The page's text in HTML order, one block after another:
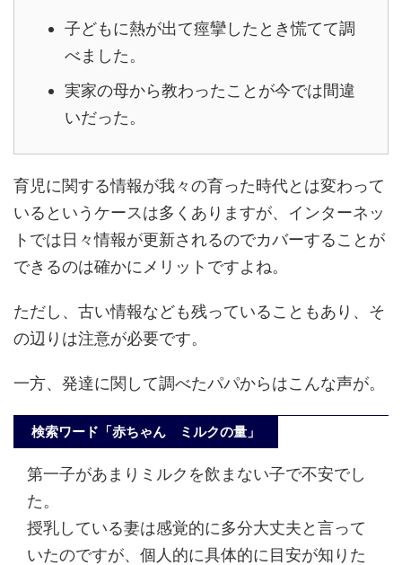
子どもに熱が出て痙攣したとき慌てて調
べました。
実家の母から教わったことが今では間違
いだった。
育児に関する情報が我々の育った時代とは変わって
いるというケースは多くありますが、インターネッ
トでは日々情報が更新されるのでカバーすることが
できるのは確かにメリットですよね。
ただし、古い情報なども残っていることもあり、そ
の辺りは注意が必要です。
一方、発達に関して調べたパパからはこんな声が。
検索ワード「赤ちゃん ミルクの量」
第一子があまりミルクを飲まない子で不安でし
た。
授乳している妻は感覚的に多分大丈夫と言って
いたのですが、個人的に具体的に目安が知りた